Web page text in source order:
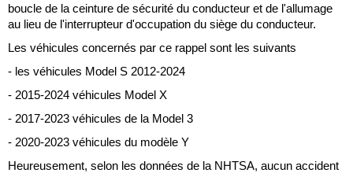
boucle de la ceinture de sécurité du conducteur et de l'allumage
au lieu de l'interrupteur d'occupation du siège du conducteur.
Les véhicules concernés par ce rappel sont les suivants
- les véhicules Model S 2012-2024
- 2015-2024 véhicules Model X
- 2017-2023 véhicules de la Model 3
- 2020-2023 véhicules du modèle Y
Heureusement, selon les données de la NHTSA, aucun accident